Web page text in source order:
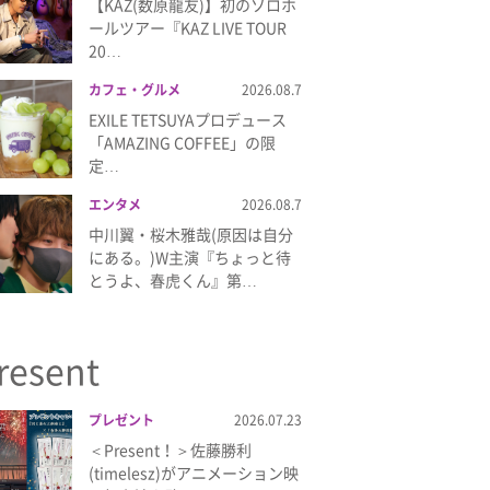
【KAZ(数原龍友)】初のソロホ
ールツアー『KAZ LIVE TOUR
20…
カフェ・グルメ 2026.08.7
EXILE TETSUYAプロデュース
「AMAZING COFFEE」の限
定…
エンタメ 2026.08.7
中川翼・桜木雅哉(原因は自分
にある。)W主演『ちょっと待
とうよ、春虎くん』第…
プレゼント 2026.07.23
＜Present！＞佐藤勝利
(timelesz)がアニメーション映